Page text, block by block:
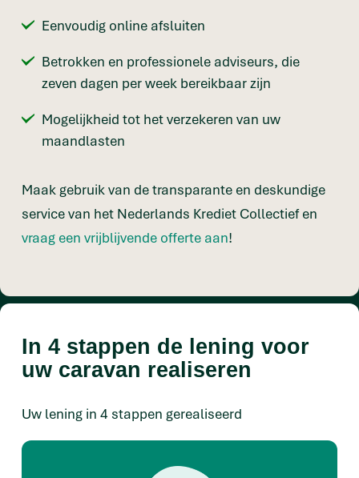
Eenvoudig online afsluiten
Betrokken en professionele adviseurs, die
zeven dagen per week bereikbaar zijn
Mogelijkheid tot het verzekeren van uw
maandlasten
Maak gebruik van de transparante en deskundige
service van het Nederlands Krediet Collectief en
vraag een vrijblijvende offerte aan!
In 4 stappen de lening voor
uw caravan realiseren
Uw lening in 4 stappen gerealiseerd